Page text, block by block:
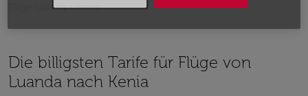
Flüge Luanda - Kenia
Die billigsten Tarife für Flüge von
Luanda nach Kenia